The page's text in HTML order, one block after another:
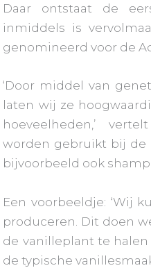
Daar ontstaat de
inmiddels is
genomineerd voor de
‘Door middel van
laten wij ze
hoeveelheden,’
worden gebruikt bij de
bijvoorbeeld ook
Een voorbeeldje: ‘Wij
produceren. Dit doen
de vanilleplant te
de typische